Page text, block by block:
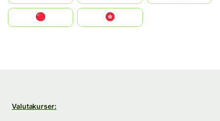
中國香港特別行政區
Valutakurser: